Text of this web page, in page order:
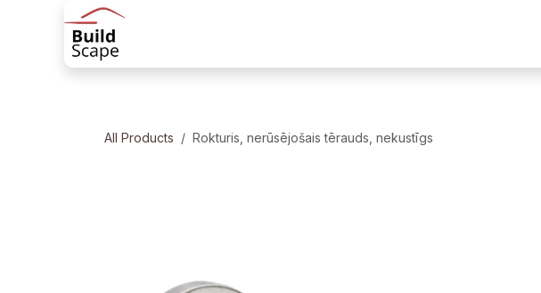
Skip to Content
All Products Rokturis, nerūsējošais tērauds, nekustīgs